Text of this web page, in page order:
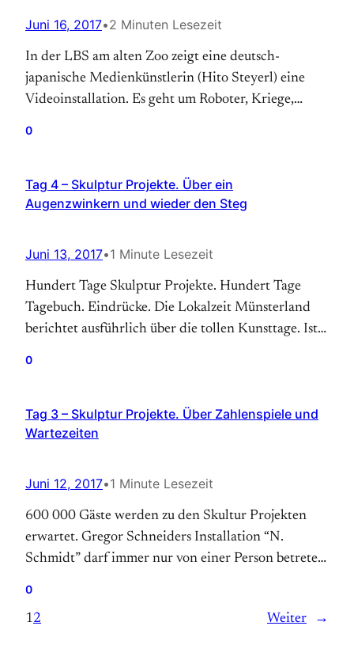
Juni 16, 2017•2 Minuten Lesezeit
In der LBS am alten Zoo zeigt eine deutsch-
japanische Medienkünstlerin (Hito Steyerl) eine
Videoinstallation. Es geht um Roboter, Kriege,
Kunstmagazin hat die Künstlerin gerade zu einer
der zehn bedeutendsten Künstler der Gegenwart
0
Tag 4 – Skulptur Projekte. Über ein
Augenzwinkern und wieder den Steg
Juni 13, 2017•1 Minute Lesezeit
Hundert Tage Skulptur Projekte. Hundert Tage
Tagebuch. Eindrücke. Die Lokalzeit Münsterland
berichtet ausführlich über die tollen Kunsttage. Ist
Erkmen berichtet. Eine Hundefrauchen ist jetzt
schon traurig, wenn der Steg weg ist, Ihr Jazz,
0
Tag 3 – Skulptur Projekte. Über Zahlenspiele und
Wartezeiten
Juni 12, 2017•1 Minute Lesezeit
600 000 Gäste werden zu den Skultur Projekten
erwartet. Gregor Schneiders Installation “N.
Schmidt” darf immer nur von einer Person betreten
Durchschnittlich hat jeder Kunstbetrachter weniger
0
12 Weiter →